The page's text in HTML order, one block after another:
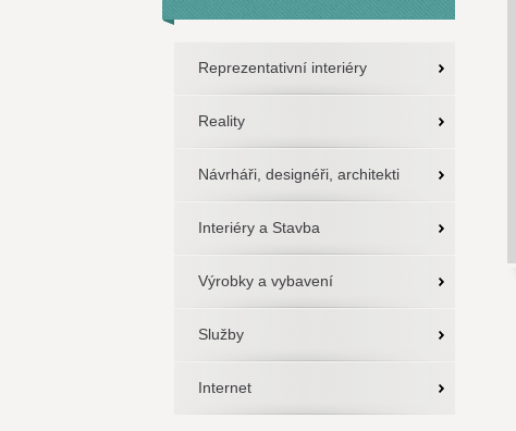
Reprezentativní interiéry
Reality
Návrháři, designéři, architekti
Interiéry a Stavba
Výrobky a vybavení
Služby
Internet